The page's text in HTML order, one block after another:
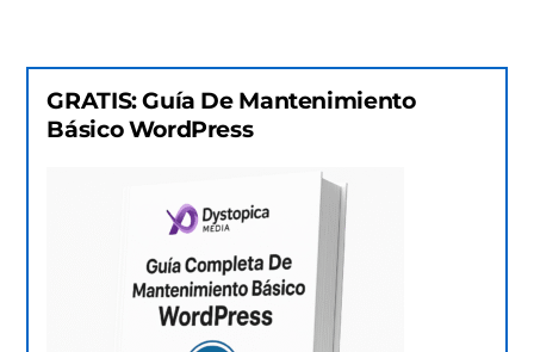
GRATIS: Guía De Mantenimiento
Básico WordPress